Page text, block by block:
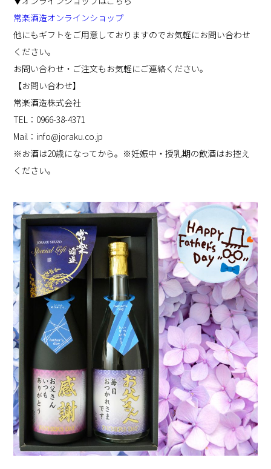
常楽酒造オンラインショップ
他にもギフトをご用意しておりますのでお気軽にお問い合わせ
ください。
お問い合わせ・ご注文もお気軽にご連絡ください。
【お問い合わせ】
常楽酒造株式会社
TEL：0966-38-4371
Mail： info@joraku.co.jp
※お酒は20歳になってから。※妊娠中・授乳期の飲酒はお控え
ください。